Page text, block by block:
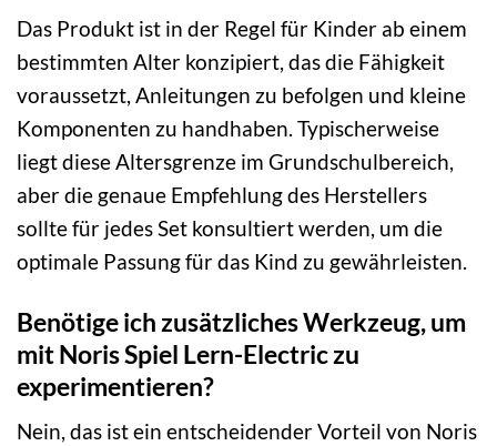
Das Produkt ist in der Regel für Kinder ab einem
bestimmten Alter konzipiert, das die Fähigkeit
voraussetzt, Anleitungen zu befolgen und kleine
Komponenten zu handhaben. Typischerweise
liegt diese Altersgrenze im Grundschulbereich,
aber die genaue Empfehlung des Herstellers
sollte für jedes Set konsultiert werden, um die
optimale Passung für das Kind zu gewährleisten.
Benötige ich zusätzliches Werkzeug, um
mit Noris Spiel Lern-Electric zu
experimentieren?
Nein, das ist ein entscheidender Vorteil von Noris